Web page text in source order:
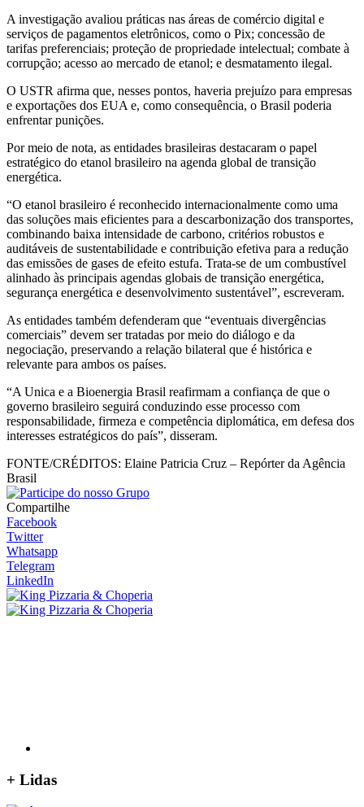
A investigação avaliou práticas nas áreas de comércio digital e
serviços de pagamentos eletrônicos, como o Pix; concessão de
tarifas preferenciais; proteção de propriedade intelectual; combate à
corrupção; acesso ao mercado de etanol; e desmatamento ilegal.
O USTR afirma que, nesses pontos, haveria prejuízo para empresas
e exportações dos EUA e, como consequência, o Brasil poderia
enfrentar punições.
Por meio de nota, as entidades brasileiras destacaram o papel
estratégico do etanol brasileiro na agenda global de transição
energética.
“O etanol brasileiro é reconhecido internacionalmente como uma
das soluções mais eficientes para a descarbonização dos transportes,
combinando baixa intensidade de carbono, critérios robustos e
auditáveis de sustentabilidade e contribuição efetiva para a redução
das emissões de gases de efeito estufa. Trata-se de um combustível
alinhado às principais agendas globais de transição energética,
segurança energética e desenvolvimento sustentável”, escreveram.
As entidades também defenderam que “eventuais divergências
comerciais” devem ser tratadas por meio do diálogo e da
negociação, preservando a relação bilateral que é histórica e
relevante para ambos os países.
“A Unica e a Bioenergia Brasil reafirmam a confiança de que o
governo brasileiro seguirá conduzindo esse processo com
responsabilidade, firmeza e competência diplomática, em defesa dos
interesses estratégicos do país”, disseram.
FONTE/CRÉDITOS: Elaine Patricia Cruz – Repórter da Agência
Brasil
Compartilhe
Facebook
Twitter
Whatsapp
Telegram
LinkedIn
+ Lidas